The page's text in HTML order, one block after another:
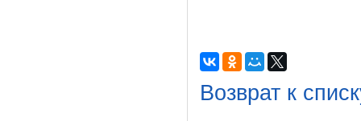
Возврат к